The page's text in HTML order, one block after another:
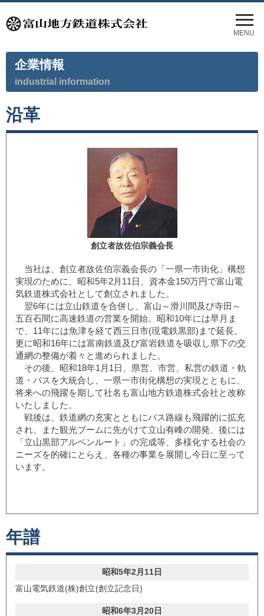
メ
ニ
ュ
ー
MENU
企業情報
industrial information
沿革
創立者故佐伯宗義会長
当社は、創立者故佐伯宗義会長の「一県一市街化」構想
実現のために、昭和5年2月11日、資本金150万円で富山電
気鉄道株式会社として創立されました。
翌6年には立山鉄道を合併し、富山～滑川間及び寺田～
五百石間に高速鉄道の営業を開始。昭和10年には早月ま
で、11年には魚津を経て西三日市(現電鉄黒部)まで延長。
更に昭和16年には富南鉄道及び富岩鉄道を吸収し県下の交
通網の整備が着々と進められました。
その後、昭和18年1月1日、県営、市営、私営の鉄道・軌
道・バスを大統合し、一県一市街化構想の実現とともに、
将来への飛躍を期して社名も富山地方鉄道株式会社と改称
いたしました。
戦後は、鉄道網の充実とともにバス路線も飛躍的に拡充
され、また観光ブームに先がけて立山有峰の開発、後には
「立山黒部アルペンルート」の完成等、多様化する社会の
ニーズを的確にとらえ、各種の事業を展開し今日に至って
います。
年譜
昭和5年2月11日
富山電気鉄道(株)創立(創立記念日)
昭和6年3月20日